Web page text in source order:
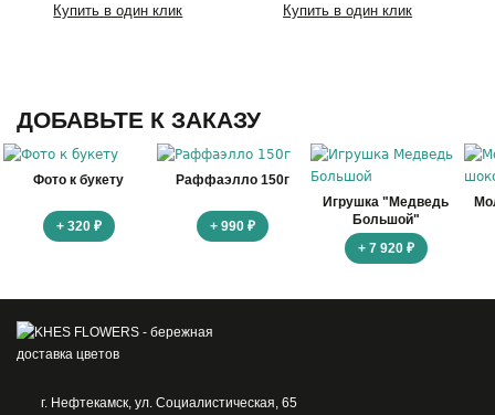
Купить в один клик Купить в один клик
ДОБАВЬТЕ К ЗАКАЗУ
Фото к букету
+ 320 ₽
Раффаэлло 150г
+ 990 ₽
Игрушка "Медведь
Большой"
+ 7 920 ₽
г. Нефтекамск, ул. Социалистическая, 65